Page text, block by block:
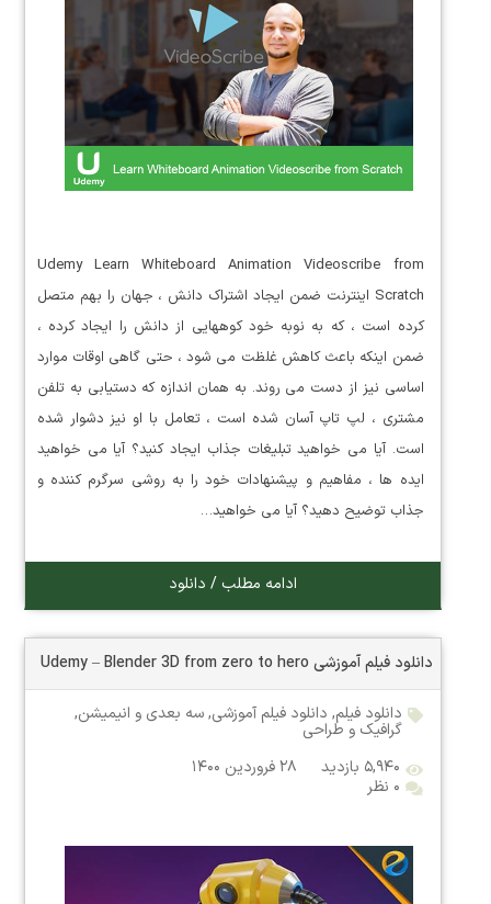
Udemy Learn Whiteboard Animation Videoscribe from
Scratch اینترنت ضمن ایجاد اشتراک دانش ، جهان را بهم متصل
کرده است ، که به نوبه خود کوههایی از دانش را ایجاد کرده ،
ضمن اینکه باعث کاهش غلظت می شود ، حتی گاهی اوقات موارد
اساسی نیز از دست می روند. به همان اندازه که دستیابی به تلفن
مشتری ، لپ تاپ آسان شده است ، تعامل با او نیز دشوار شده
است. آیا می خواهید تبلیغات جذاب ایجاد کنید؟ آیا می خواهید
ایده ها ، مفاهیم و پیشنهادات خود را به روشی سرگرم کننده و
جذاب توضیح دهید؟ آیا می خواهید…
ادامه مطلب / دانلود
دانلود فیلم آموزشی Udemy – Blender 3D from zero to hero
دانلود فیلم, دانلود فیلم آموزشی,سه بعدی و انیمیشن,
گرافیک و طراحی
۵,۹۴۰ بازدید
۲۸ فروردین ۱۴۰۰
۰ نظر